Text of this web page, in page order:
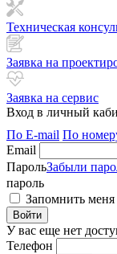
Техническая
Заявка на
Заявка на сервис
Вход в личный
По E-mail По
Email
ПарольЗабыли
пароль
Запомнить меня
Войти
У вас еще нет
Телефон